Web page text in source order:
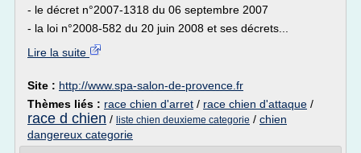
- le décret n°2007-1318 du 06 septembre 2007
- la loi n°2008-582 du 20 juin 2008 et ses décrets...
Lire la suite
Site : http://www.spa-salon-de-provence.fr
Thèmes liés : race chien d'arret / race chien d'attaque /
race d chien / liste chien deuxieme categorie / chien
dangereux categorie